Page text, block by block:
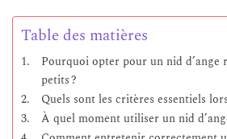
Table des matières
Pourquoi opter pour un nid d’ange
petits ?
Quels sont les critères essentiels
À quel moment utiliser un nid